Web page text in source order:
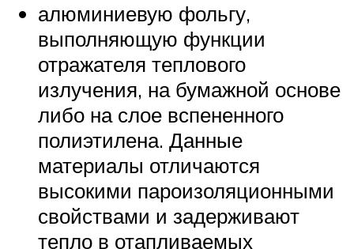
алюминиевую фольгу,
выполняющую функции
отражателя теплового
излучения, на бумажной основе
либо на слое вспененного
полиэтилена. Данные
материалы отличаются
высокими пароизоляционными
свойствами и задерживают
тепло в отапливаемых